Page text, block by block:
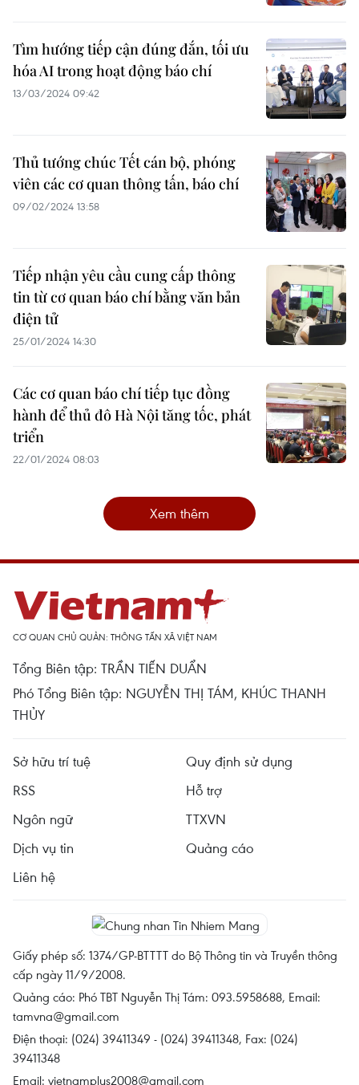
Tìm hướng tiếp cận đúng đắn, tối ưu
hóa AI trong hoạt động báo chí
13/03/2024 09:42
Thủ tướng chúc Tết cán bộ, phóng
viên các cơ quan thông tấn, báo chí
09/02/2024 13:58
Tiếp nhận yêu cầu cung cấp thông
tin từ cơ quan báo chí bằng văn bản
điện tử
25/01/2024 14:30
Các cơ quan báo chí tiếp tục đồng
hành để thủ đô Hà Nội tăng tốc, phát
triển
22/01/2024 08:03
Xem thêm
CƠ QUAN CHỦ QUẢN: THÔNG TẤN XÃ VIỆT NAM
Tổng Biên tập: TRẦN TIẾN DUẨN
Phó Tổng Biên tập: NGUYỄN THỊ TÁM, KHÚC THANH
THỦY
Sở hữu trí tuệ
Quy định sử dụng
RSS
Hỗ trợ
Ngôn ngữ
TTXVN
Dịch vụ tin
Quảng cáo
Liên hệ
Giấy phép số: 1374/GP-BTTTT do Bộ Thông tin và Truyền thông
cấp ngày 11/9/2008.
Quảng cáo: Phó TBT Nguyễn Thị Tám: 093.5958688, Email:
tamvna@gmail.com
Điện thoại: (024) 39411349 - (024) 39411348, Fax: (024)
39411348
Email: vietnamplus2008@gmail.com